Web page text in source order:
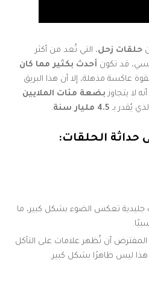
حلقات زحل، التي تُعد من أكثر
قد تكون أحدث بكثير مما كان
عاكسة مذهلة، إلا أن هذا البريق
لا يتجاوزبضعة مئات الملايين
يُقدر بـ 4.5 مليار سنة .
حداثة الحلقات:
جليدية تعكس الضوء بشكل كبير، ما
أن تُظهر علامات على التآكل
هذا ليس ظاهرًا بشكل كبير.